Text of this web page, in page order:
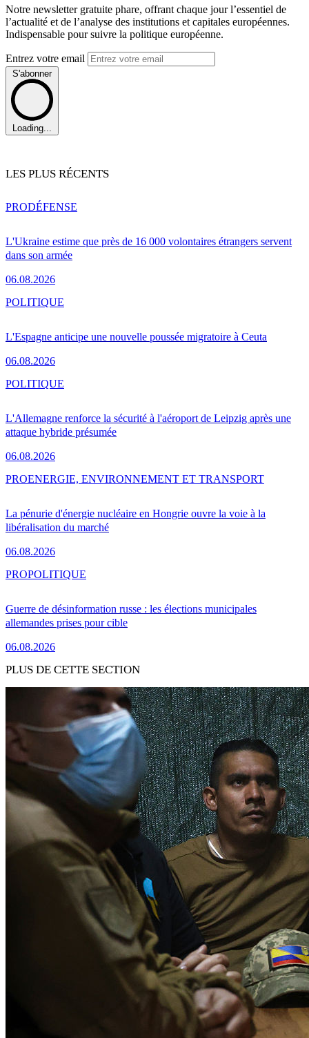
Notre newsletter gratuite phare, offrant chaque jour l’essentiel de
l’actualité et de l’analyse des institutions et capitales européennes.
Indispensable pour suivre la politique européenne.
Entrez votre email
S'abonner
Loading...
LES PLUS RÉCENTS
L'Ukraine estime que près de 16 000 volontaires étrangers servent
dans son armée
06.08.2026
PRODÉFENSE
L'Espagne anticipe une nouvelle poussée migratoire à Ceuta
06.08.2026
POLITIQUE
L'Allemagne renforce la sécurité à l'aéroport de Leipzig après une
attaque hybride présumée
06.08.2026
POLITIQUE
La pénurie d'énergie nucléaire en Hongrie ouvre la voie à la
libéralisation du marché
06.08.2026
PROENERGIE, ENVIRONNEMENT ET TRANSPORT
Guerre de désinformation russe : les élections municipales
allemandes prises pour cible
06.08.2026
PROPOLITIQUE
PLUS DE CETTE SECTION